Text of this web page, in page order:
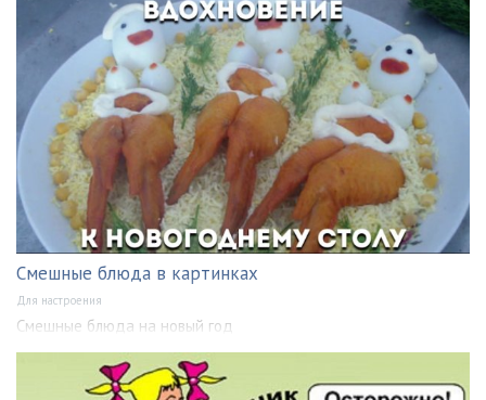
Смешные блюда в картинках
Для настроения
Смешные блюда на новый год